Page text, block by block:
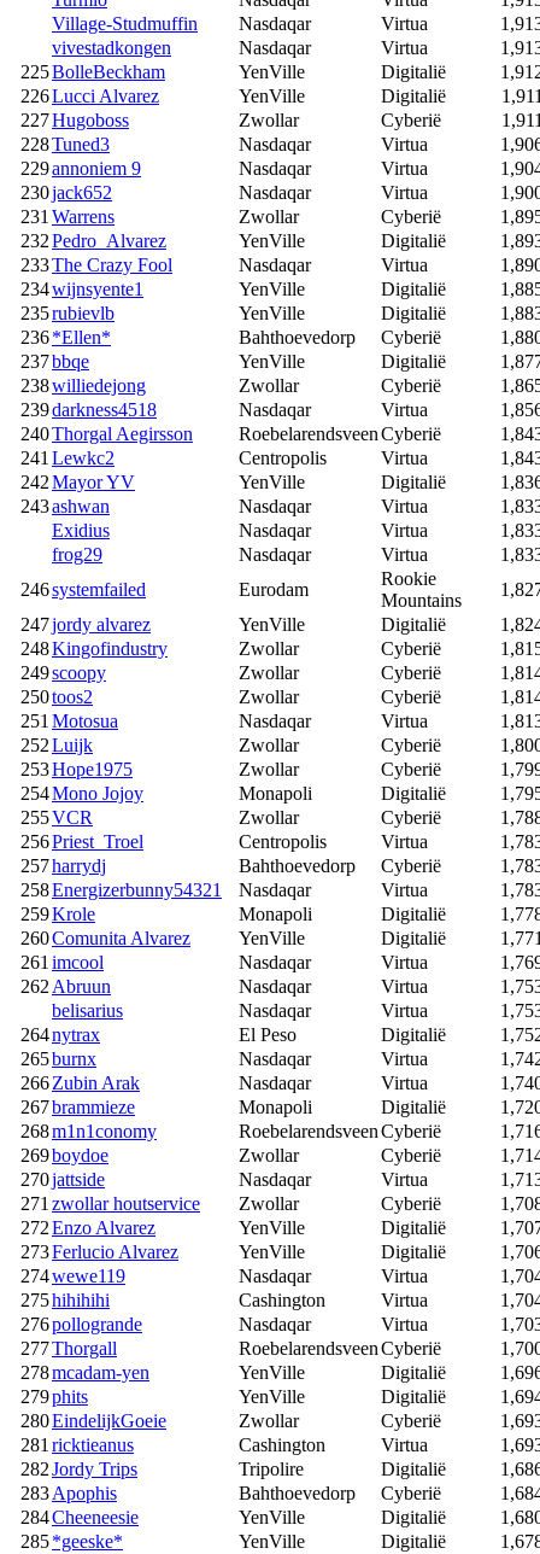
Village-Studmuffin
Nasdaqar Virtua
vivestadkongen
Nasdaqar Virtua
225BolleBeckham YenVille Digitalië
226Lucci Alvarez YenVille Digitalië
227Hugoboss Zwollar Cyberië
228Tuned3 Nasdaqar Virtua
229annoniem 9 Nasdaqar Virtua
230jack652 Nasdaqar Virtua
231Warrens Zwollar Cyberië
232Pedro_Alvarez YenVille Digitalië
233The Crazy Fool Nasdaqar Virtua
234wijnsyente1 YenVille Digitalië
235rubievlb YenVille Digitalië
236*Ellen* Bahthoevedorp Cyberië
237bbqe YenVille Digitalië
238williedejong Zwollar Cyberië
239darkness4518 Nasdaqar Virtua
240Thorgal Aegirsson RoebelarendsveenCyberië
241Lewkc2 Centropolis Virtua
242Mayor YV YenVille Digitalië
243ashwan Nasdaqar Virtua
Exidius
Nasdaqar Virtua
frog29
Nasdaqar Virtua
246systemfailed Eurodam
Rookie
Mountains
247jordy alvarez YenVille Digitalië
248Kingofindustry Zwollar Cyberië
249scoopy Zwollar Cyberië
250toos2 Zwollar Cyberië
251Motosua Nasdaqar Virtua
252Luijk Zwollar Cyberië
253Hope1975 Zwollar Cyberië
254Mono Jojoy Monapoli Digitalië
255VCR Zwollar Cyberië
256Priest_Troel Centropolis Virtua
257harrydj Bahthoevedorp Cyberië
258Energizerbunny54321 Nasdaqar Virtua
259Krole Monapoli Digitalië
260Comunita Alvarez YenVille Digitalië
261imcool Nasdaqar Virtua
262Abruun Nasdaqar Virtua
belisarius
Nasdaqar Virtua
264nytrax El Peso Digitalië
265burnx Nasdaqar Virtua
266Zubin Arak Nasdaqar Virtua
267brammieze Monapoli Digitalië
268m1n1conomy RoebelarendsveenCyberië
269boydoe Zwollar Cyberië
270jattside Nasdaqar Virtua
271zwollar houtservice Zwollar Cyberië
272Enzo Alvarez YenVille Digitalië
273Ferlucio Alvarez YenVille Digitalië
274wewe119 Nasdaqar Virtua
275hihihihi Cashington Virtua
276pollogrande Nasdaqar Virtua
277Thorgall RoebelarendsveenCyberië
278mcadam-yen YenVille Digitalië
279phits YenVille Digitalië
280EindelijkGoeie Zwollar Cyberië
281ricktieanus Cashington Virtua
282Jordy Trips Tripolire Digitalië
283Apophis Bahthoevedorp Cyberië
284Cheeneesie YenVille Digitalië
285*geeske* YenVille Digitalië